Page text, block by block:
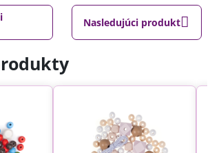
Nasledujúci produkt